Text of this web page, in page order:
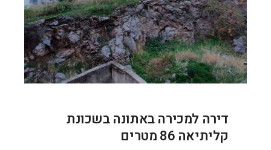
דירה למכירה באתונה בשכונת
קליתיאה 86 מטרים